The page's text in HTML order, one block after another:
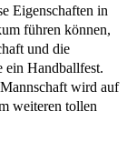
Eigenschaften in
führen können,
und die
ein Handballfest.
wird auf
weiteren tollen